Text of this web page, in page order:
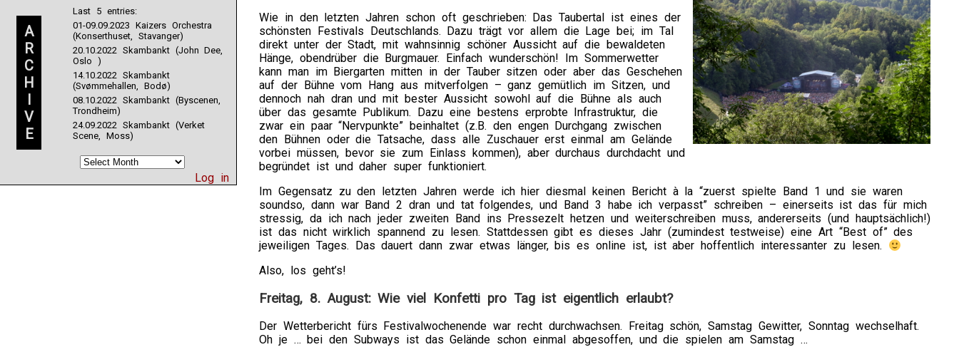
A
R
C
H
I
V
E
Last 5 entries:
01-09.09.2023 Kaizers Orchestra
(Konserthuset, Stavanger)
20.10.2022 Skambankt (John Dee,
Oslo )
14.10.2022 Skambankt
(Svømmehallen, Bodø)
08.10.2022 Skambankt (Byscenen,
Trondheim)
24.09.2022 Skambankt (Verket
Scene, Moss)
Log in
Wie in den letzten Jahren schon oft geschrieben: Das Taubertal ist eines der
schönsten Festivals Deutschlands. Dazu trägt vor allem die Lage bei; im Tal
direkt unter der Stadt, mit wahnsinnig schöner Aussicht auf die bewaldeten
Hänge, obendrüber die Burgmauer. Einfach wunderschön! Im Sommerwetter
kann man im Biergarten mitten in der Tauber sitzen oder aber das Geschehen
auf der Bühne vom Hang aus mitverfolgen – ganz gemütlich im Sitzen, und
dennoch nah dran und mit bester Aussicht sowohl auf die Bühne als auch
über das gesamte Publikum. Dazu eine bestens erprobte Infrastruktur, die
zwar ein paar “Nervpunkte” beinhaltet (z.B. den engen Durchgang zwischen
den Bühnen oder die Tatsache, dass alle Zuschauer erst einmal am Gelände
vorbei müssen, bevor sie zum Einlass kommen), aber durchaus durchdacht und
begründet ist und daher super funktioniert.
Im Gegensatz zu den letzten Jahren werde ich hier diesmal keinen Bericht à la “zuerst spielte Band 1 und sie waren
soundso, dann war Band 2 dran und tat folgendes, und Band 3 habe ich verpasst” schreiben – einerseits ist das für mich
stressig, da ich nach jeder zweiten Band ins Pressezelt hetzen und weiterschreiben muss, andererseits (und hauptsächlich!)
ist das nicht wirklich spannend zu lesen. Stattdessen gibt es dieses Jahr (zumindest testweise) eine Art “Best of” des
jeweiligen Tages. Das dauert dann zwar etwas länger, bis es online ist, ist aber hoffentlich interessanter zu lesen.
Also, los geht’s!
Freitag, 8. August: Wie viel Konfetti pro Tag ist eigentlich erlaubt?
Der Wetterbericht fürs Festivalwochenende war recht durchwachsen. Freitag schön, Samstag Gewitter, Sonntag wechselhaft.
Oh je … bei den Subways ist das Gelände schon einmal abgesoffen, und die spielen am Samstag …